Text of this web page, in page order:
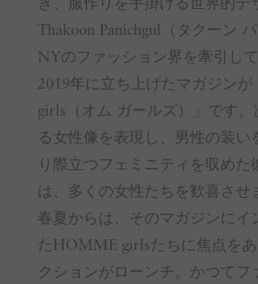
き、服作りを手掛ける世界的デ
Thakoon Panichgul（タクーン
NYのファッション界を牽引して
2019年に立ち上げたマガジン
girls（オム ガールズ）」です。
る女性像を表現し、男性の装い
り際立つフェミニティを収めた
は、多くの女性たちを歓喜させ
春夏からは、そのマガジンにイ
たHOMME girlsたちに焦点を
クションがローンチ。かつてフ